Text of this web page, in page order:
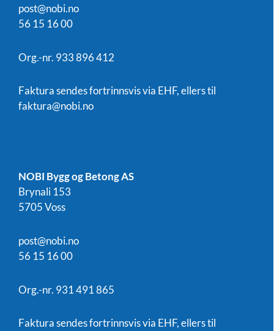
post@nobi.no
56 15 16 00
Org.-nr. 933 896 412
Faktura sendes fortrinnsvis via EHF, ellers til
faktura@nobi.no
NOBI Bygg og Betong AS
Brynali 153
5705 Voss
post@nobi.no
56 15 16 00
Org.-nr. 931 491 865
Faktura sendes fortrinnsvis via EHF, ellers til